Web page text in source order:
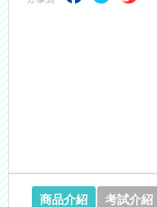
商品介紹 考試介紹